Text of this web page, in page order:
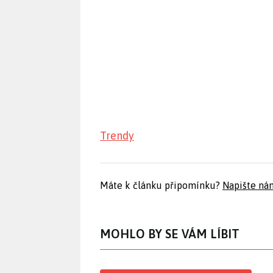
Trendy
Máte k článku připomínku? Napište
MOHLO BY SE VÁM LÍBIT